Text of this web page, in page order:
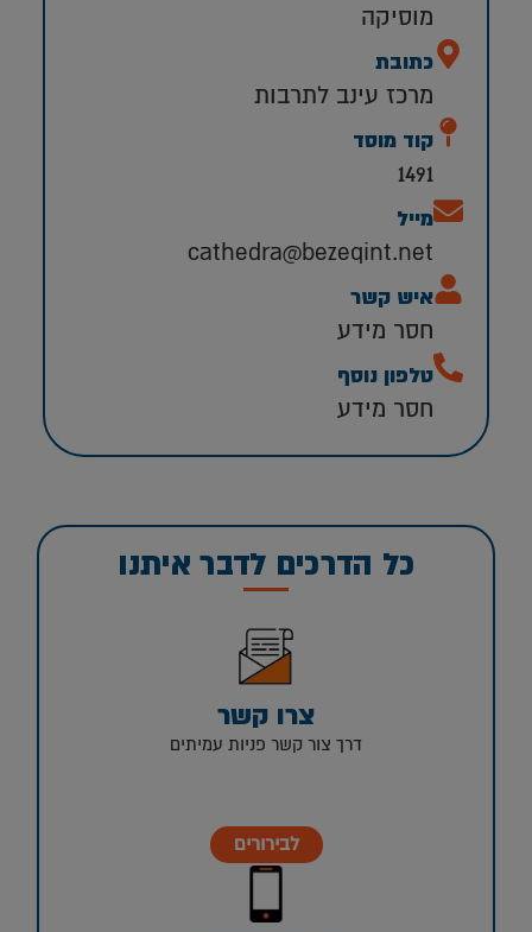
מוסיקה
כתובת
מרכז עינב לתרבות
קוד מוסד
1491
מייל
cathedra@bezeqint.net
איש קשר
חסר מידע
טלפון נוסף
חסר מידע
כל הדרכים לדבר איתנו
צרו קשר
דרך צור קשר פניות עמיתים
לבירורים